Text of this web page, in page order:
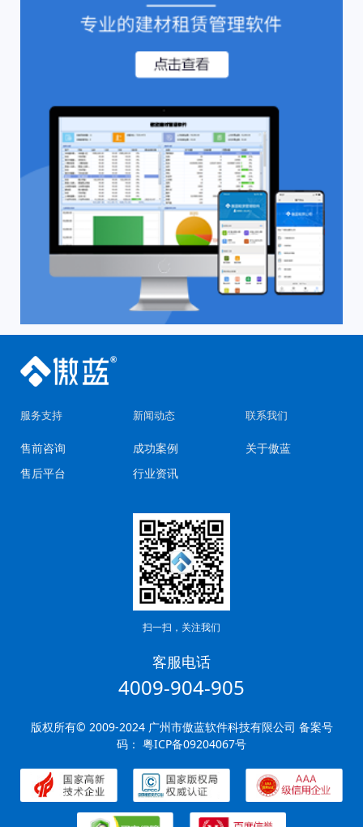
服务支持
售前咨询
售后平台
新闻动态
成功案例
行业资讯
联系我们
关于傲蓝
扫一扫，关注我们
客服电话
4009-904-905
版权所有© 2009-2024 广州市傲蓝软件科技有限公司 备案号
码： 粤ICP备09204067号